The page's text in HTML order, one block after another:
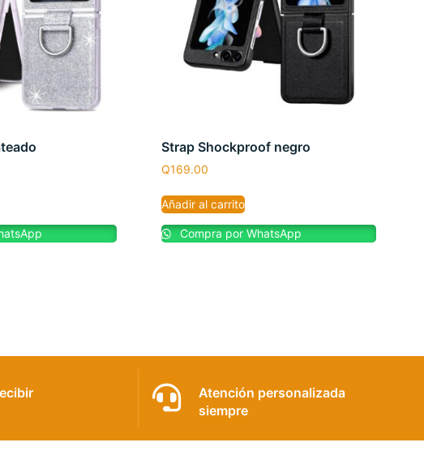
Strap Shockproof negro
Q169.00
Añadir al carrito
Compra por WhatsApp
Atención personalizada
siempre